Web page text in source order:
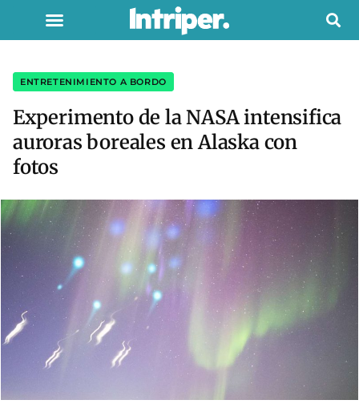
ENTRETENIMIENTO A BORDO
Experimento de la NASA intensifica
auroras boreales en Alaska con
fotos